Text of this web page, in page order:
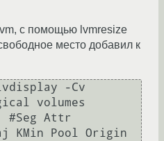
с помощью lvmresize
место добавил к
-Cv
KMin Pool Origin